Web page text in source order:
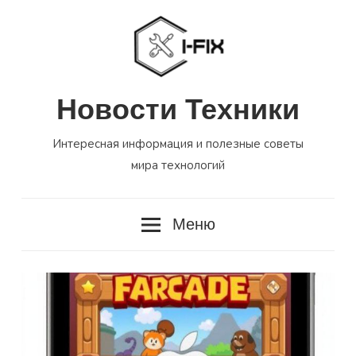
Новости Техники
Интересная информация и полезные советы
мира технологий
Меню